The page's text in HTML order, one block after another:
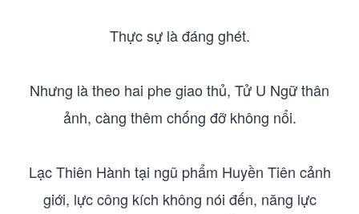
Thực sự là đáng ghét.
Nhưng là theo hai phe giao thủ, Tử U Ngữ thân
ảnh, càng thêm chống đỡ không nổi.
Lạc Thiên Hành tại ngũ phẩm Huyền Tiên cảnh
giới, lực công kích không nói đến, năng lực